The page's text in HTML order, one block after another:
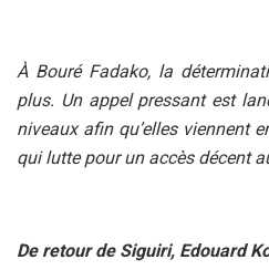
À Bouré Fadako, la
plus. Un appel pressant est
niveaux afin qu’elles viennent
qui lutte pour un accès décent
De retour de Siguiri, Edouard